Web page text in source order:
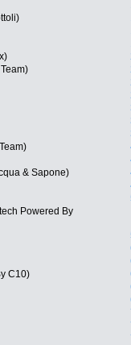
& Sapone)
Powered By
C10)